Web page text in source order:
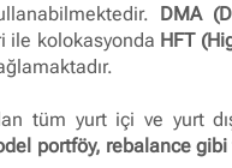
DMA
ile kolokasyonda HFT
tüm yurt içi ve yurt
portföy, rebalance gibi